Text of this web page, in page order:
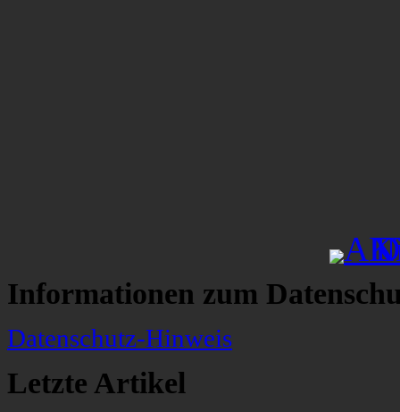
Informationen zum
Datenschutz-Hinweis
Letzte Artikel